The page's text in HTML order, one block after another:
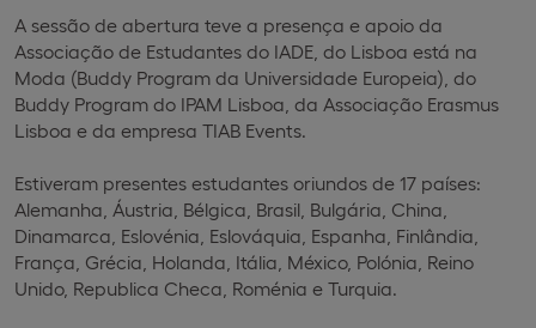
A sessão de abertura teve a presença e apoio da
Associação de Estudantes do IADE, do Lisboa está na
Moda (Buddy Program da Universidade Europeia), do
Buddy Program do IPAM Lisboa, da Associação Erasmus
Lisboa e da empresa TIAB Events.
Estiveram presentes estudantes oriundos de 17 países:
Alemanha, Áustria, Bélgica, Brasil, Bulgária, China,
Dinamarca, Eslovénia, Eslováquia, Espanha, Finlândia,
França, Grécia, Holanda, Itália, México, Polónia, Reino
Unido, Republica Checa, Roménia e Turquia.